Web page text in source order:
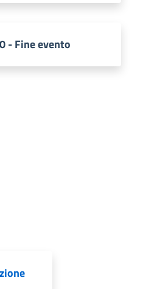
- Fine evento